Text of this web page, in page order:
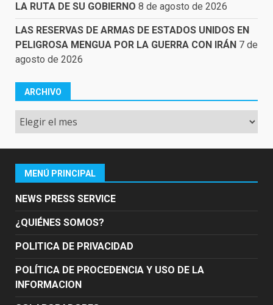
LA RUTA DE SU GOBIERNO 8 de agosto de 2026
LAS RESERVAS DE ARMAS DE ESTADOS UNIDOS EN
PELIGROSA MENGUA POR LA GUERRA CON IRÁN 7 de
agosto de 2026
ARCHIVO
Archivo
MENÚ PRINCIPAL
NEWS PRESS SERVICE
¿QUIÉNES SOMOS?
POLITICA DE PRIVACIDAD
POLÍTICA DE PROCEDENCIA Y USO DE LA
INFORMACION